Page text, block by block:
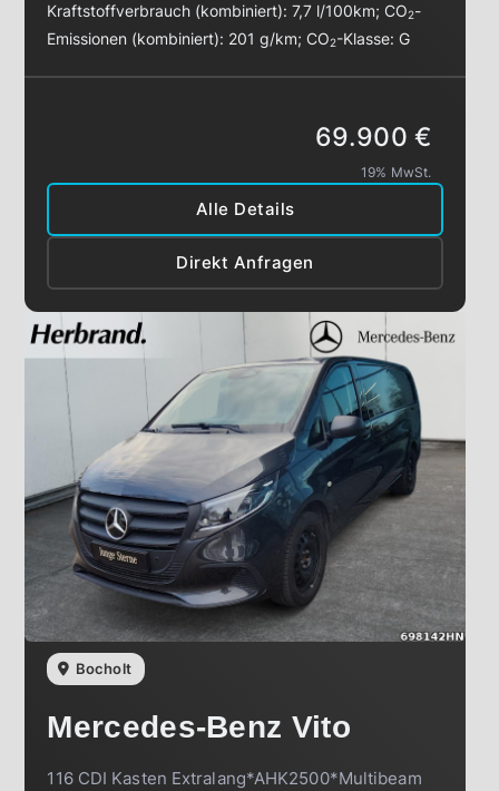
Kraftstoffverbrauch (kombiniert):7,7 l/100km;CO2-
Emissionen (kombiniert): 201 g/km;CO2-Klasse:G
Alle Details
Direkt Anfragen
69.900 €
19% MwSt.
Bocholt
Mercedes-Benz Vito
116 CDI Kasten Extralang*AHK2500*Multibeam